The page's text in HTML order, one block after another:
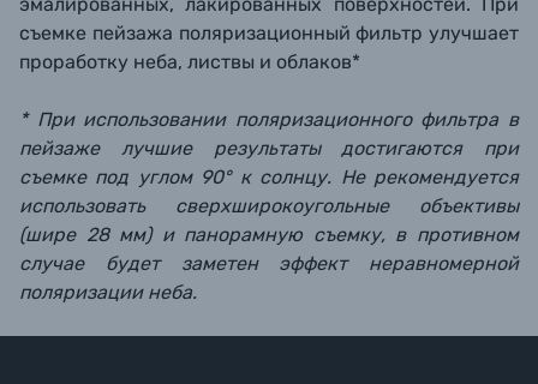
съемке пейзажа поляризационный фильтр улучшает
проработку неба, листвы и облаков*
* При использовании поляризационного фильтра в
пейзаже лучшие результаты достигаются при
съемке под углом 90° к солнцу. Не рекомендуется
использовать сверхширокоугольные объективы
(шире 28 мм) и панорамную съемку, в противном
случае будет заметен эффект неравномерной
поляризации неба.